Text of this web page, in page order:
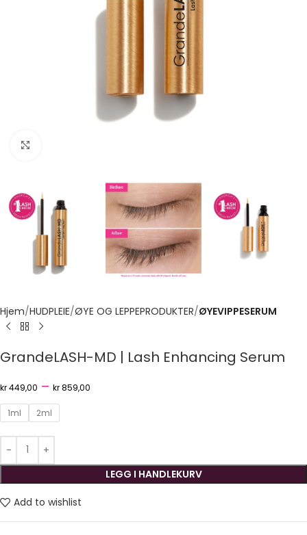
Hjem HUDPLEIE ØYE OG LEPPEPRODUKTER ØYEVIPPESERUM
GrandeLASH-MD | Lash Enhancing Serum
kr449,00 – kr859,00
1ml 2ml
LEGG I HANDLEKURV
Add to wishlist